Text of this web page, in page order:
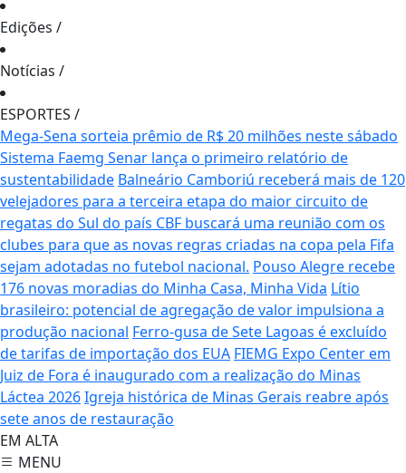
Edições /
Notícias /
ESPORTES /
Mega-Sena sorteia prêmio de R$ 20 milhões neste sábado
Sistema Faemg Senar lança o primeiro relatório de
sustentabilidade Balneário Camboriú receberá mais de 120
velejadores para a terceira etapa do maior circuito de
regatas do Sul do país CBF buscará uma reunião com os
clubes para que as novas regras criadas na copa pela Fifa
sejam adotadas no futebol nacional. Pouso Alegre recebe
176 novas moradias do Minha Casa, Minha Vida Lítio
brasileiro: potencial de agregação de valor impulsiona a
produção nacional Ferro-gusa de Sete Lagoas é excluído
de tarifas de importação dos EUA FIEMG Expo Center em
Juiz de Fora é inaugurado com a realização do Minas
Láctea 2026Igreja histórica de Minas Gerais reabre após
sete anos de restauração
EM ALTA
MENU